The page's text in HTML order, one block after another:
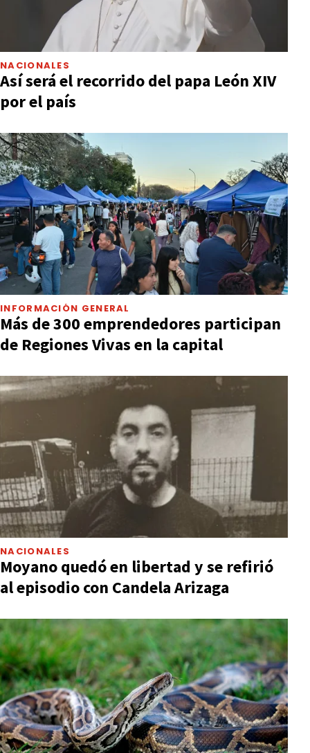
NACIONALES
Así será el recorrido del papa León XIV
por el país
INFORMACIÓN GENERAL
Más de 300 emprendedores participan
de Regiones Vivas en la capital
NACIONALES
Moyano quedó en libertad y se refirió
al episodio con Candela Arizaga